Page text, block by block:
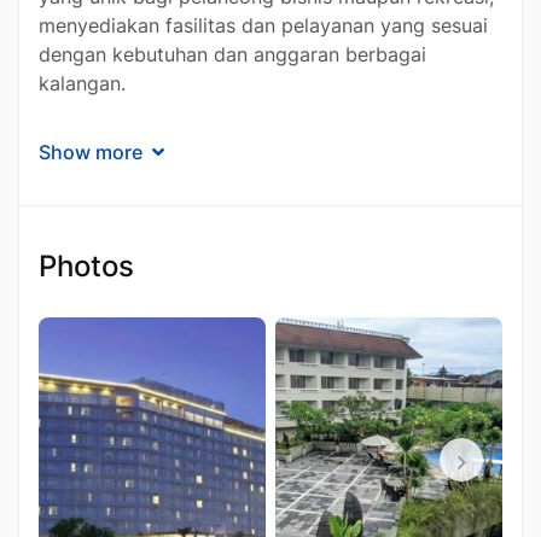
menyediakan fasilitas dan pelayanan yang sesuai
dengan kebutuhan dan anggaran berbagai
kalangan.
Santika Indonesia Hotels & Resorts membedakan
tradisi lokal yang berpadu dengan fasilitas
modern, menghadirkan kenyamanan bagi para
tamu di setiap kamar, kolam renang, lounge, dan
area hotel lainnya. Melalui layanan yang
menyeluruh, jaringan hotel ini menjadi pilihan ideal
bagi wisatawan yang ingin merasakan sentuhan
Indonesia sambil tetap memenuhi kebutuhan
bisnis mereka dengan fasilitas seperti Wi-Fi
berkecepatan tinggi yang tersedia di seluruh
kamar dan area umum hotel.
Show more
Photos